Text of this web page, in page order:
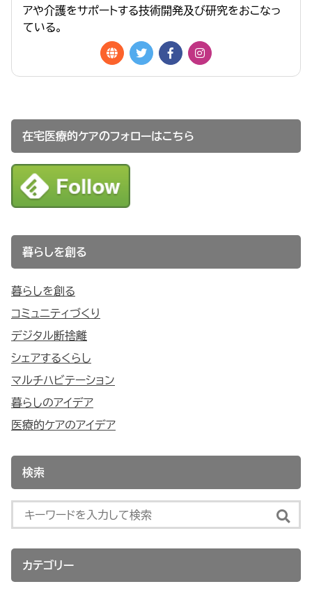
アや介護をサポートする技術開発及び研究をおこなっ
ている。
在宅医療的ケアのフォローはこちら
暮らしを創る
暮らしを創る
コミュニティづくり
デジタル断捨離
シェアするくらし
マルチハビテーション
暮らしのアイデア
医療的ケアのアイデア
検索
カテゴリー